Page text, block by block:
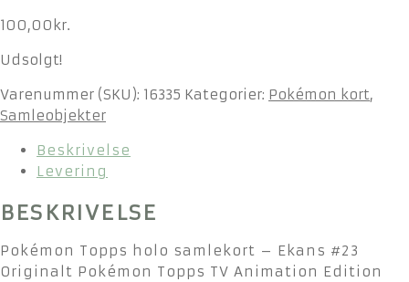
100,00 kr.
Udsolgt!
Varenummer (SKU): 16335 Kategorier: Pokémon kort,
Samleobjekter
Beskrivelse
Levering
BESKRIVELSE
Pokémon Topps holo samlekort – Ekans #23
Originalt Pokémon Topps TV Animation Edition